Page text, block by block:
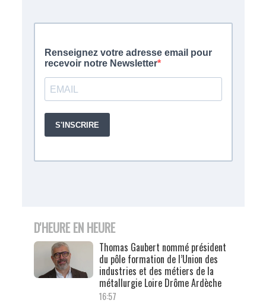
D'HEURE EN HEURE
Thomas Gaubert nommé président
du pôle formation de l’Union des
industries et des métiers de la
métallurgie Loire Drôme Ardèche
16:57